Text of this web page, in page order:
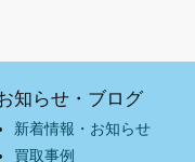
知らせ・ブログ
新着情報・お知らせ
買取事例